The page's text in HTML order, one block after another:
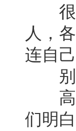
很多
人，
连自
别人
高效
们明